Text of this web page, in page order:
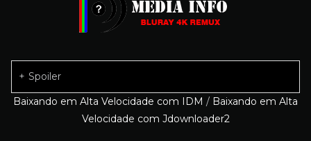
Spoiler
Baixando em Alta Velocidade com IDM / Baixando em Alta
Velocidade com Jdownloader2